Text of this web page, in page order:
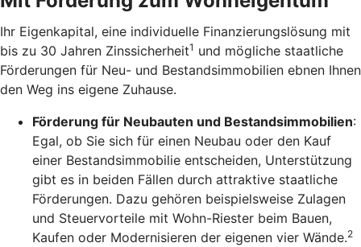
Ihr Eigenkapital, eine individuelle Finanzierungslösung mit
bis zu 30 Jahren Zinssicherheit1 und mögliche staatliche
Förderungen für Neu- und Bestandsimmobilien ebnen Ihnen
den Weg ins eigene Zuhause.
Förderung für Neubauten und Bestandsimmobilien:
Egal, ob Sie sich für einen Neubau oder den Kauf
einer Bestandsimmobilie entscheiden, Unterstützung
gibt es in beiden Fällen durch attraktive staatliche
Förderungen. Dazu gehören beispielsweise Zulagen
und Steuervorteile mit Wohn-Riester beim Bauen,
Kaufen oder Modernisieren der eigenen vier Wände.2